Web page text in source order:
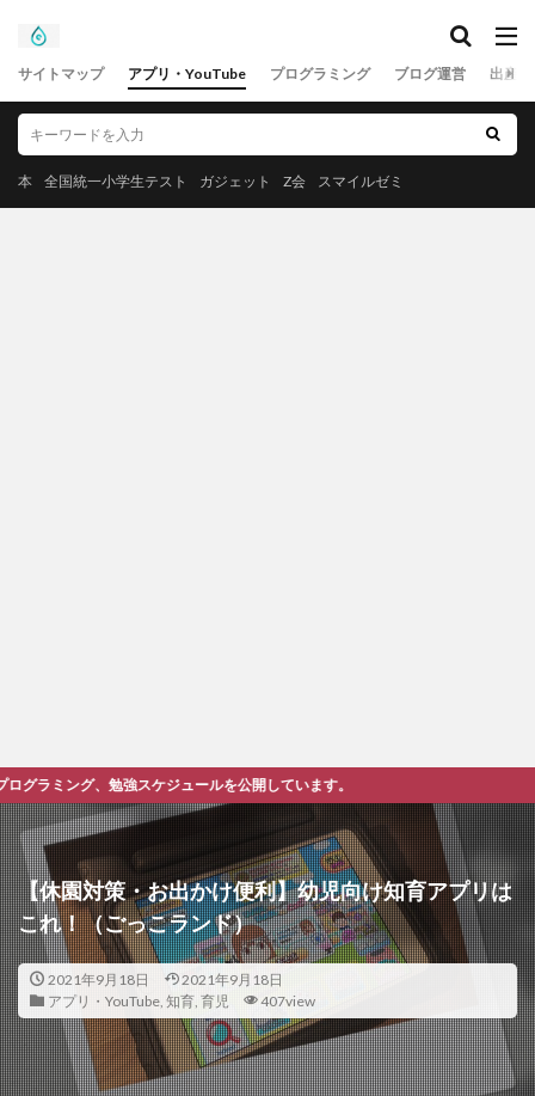
サイトマップ アプリ・YouTube プログラミング ブログ運営 出産
本 全国統一小学生テスト ガジェット Z会 スマイルゼミ
ールを公開しています。
【休園対策・お出かけ便利】幼児向け知育アプリは
これ！（ごっこランド）
2021年9月18日
2021年9月18日
アプリ・YouTube, 知育, 育児 407view